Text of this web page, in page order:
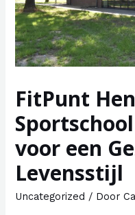
FitPunt
voor een
Levensstijl
Uncategorized / Door